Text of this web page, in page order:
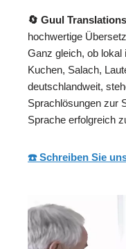
🔄 Guul Translations
hochwertige
Ganz gleich, ob lokal
Kuchen, Salach,
deutschlandweit,
Sprachlösungen zur
Sprache erfolgreich
☎️ Schreiben Sie